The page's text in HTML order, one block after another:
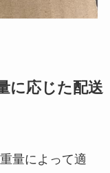
に応じた配送
量によって適